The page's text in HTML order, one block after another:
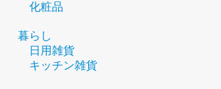
化粧品
暮らし
日用雑貨
キッチン雑貨